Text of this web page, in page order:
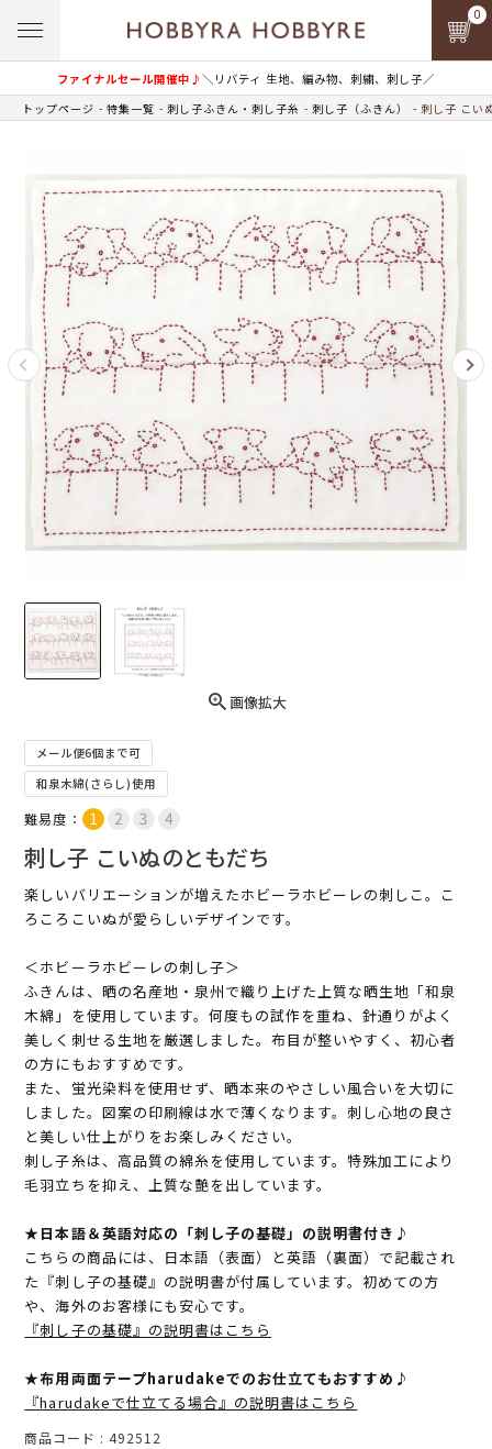
ファイナルセール開催中♪＼リバティ 生地、編み物、刺繍、刺し子／
0
トップページ 特集一覧 刺し子ふきん・刺し子糸 刺し子（ふきん） 刺し子 こい
画像拡大
メール便6個まで可
和泉木綿(さらし)使用
難易度：
刺し子 こいぬのともだち
楽しいバリエーションが増えたホビーラホビーレの刺しこ。こ
ろころこいぬが愛らしいデザインです。
＜ホビーラホビーレの刺し子＞
ふきんは、晒の名産地・泉州で織り上げた上質な晒生地「和泉
木綿」を使用しています。何度もの試作を重ね、針通りがよく
美しく刺せる生地を厳選しました。布目が整いやすく、初心者
の方にもおすすめです。
また、蛍光染料を使用せず、晒本来のやさしい風合いを大切に
しました。図案の印刷線は水で薄くなります。刺し心地の良さ
と美しい仕上がりをお楽しみください。
刺し子糸は、高品質の綿糸を使用しています。特殊加工により
毛羽立ちを抑え、上質な艶を出しています。
★日本語＆英語対応の「刺し子の基礎」の説明書付き♪
こちらの商品には、日本語（表面）と英語（裏面）で記載され
た『刺し子の基礎』の説明書が付属しています。初めての方
や、海外のお客様にも安心です。
『刺し子の基礎』の説明書はこちら
★布用両面テープharudakeでのお仕立てもおすすめ♪
『harudakeで仕立てる場合』の説明書はこちら
商品コード 492512